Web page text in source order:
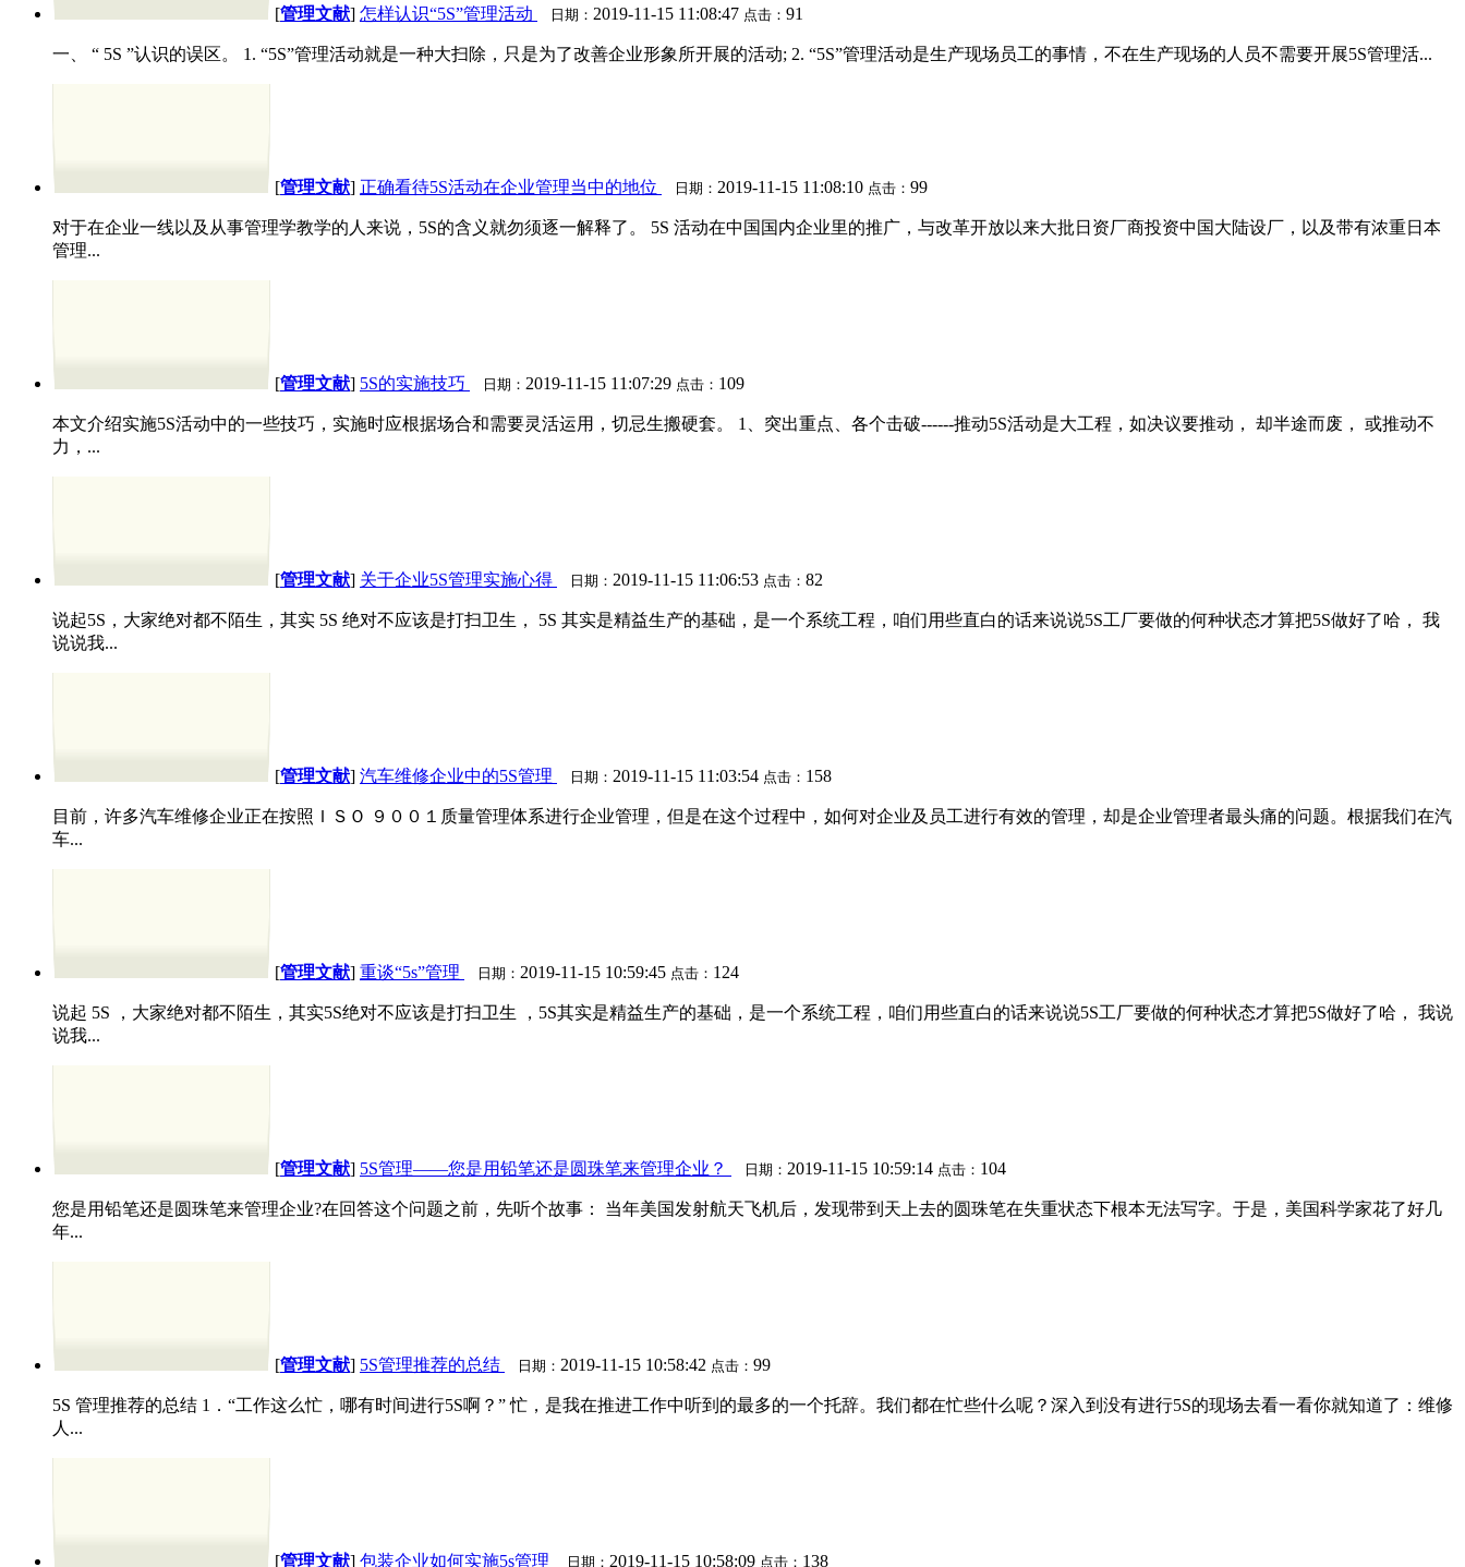
[管理文献] 怎样认识“5S”管理活动 日期： 2019-11-15 11:08:47 点击： 91
一、 “ 5S ”认识的误区。 1. “5S”管理活动就是一种大扫除，只是为了改善企业形象所开展的活动; 2. “5S”管理活动是生产现场员工的事情，不在生产现场的人员不需要开展5S管理活...
[管理文献] 正确看待5S活动在企业管理当中的地位 日期： 2019-11-15 11:08:10 点击： 99
对于在企业一线以及从事管理学教学的人来说，5S的含义就勿须逐一解释了。 5S 活动在中国国内企业里的推广，与改革开放以来大批日资厂商投资中国大陆设厂，以及带有浓重日本
管理...
[管理文献] 5S的实施技巧 日期： 2019-11-15 11:07:29 点击： 109
本文介绍实施5S活动中的一些技巧，实施时应根据场合和需要灵活运用，切忌生搬硬套。 1、突出重点、各个击破------推动5S活动是大工程，如决议要推动， 却半途而废， 或推动不
力，...
[管理文献] 关于企业5S管理实施心得 日期： 2019-11-15 11:06:53 点击： 82
说起5S，大家绝对都不陌生，其实 5S 绝对不应该是打扫卫生， 5S 其实是精益生产的基础，是一个系统工程，咱们用些直白的话来说说5S工厂要做的何种状态才算把5S做好了哈， 我
说说我...
[管理文献] 汽车维修企业中的5S管理 日期： 2019-11-15 11:03:54 点击： 158
目前，许多汽车维修企业正在按照ＩＳＯ ９００１质量管理体系进行企业管理，但是在这个过程中，如何对企业及员工进行有效的管理，却是企业管理者最头痛的问题。根据我们在汽
车...
[管理文献] 重谈“5s”管理 日期： 2019-11-15 10:59:45 点击： 124
说起 5S ，大家绝对都不陌生，其实5S绝对不应该是打扫卫生 ，5S其实是精益生产的基础，是一个系统工程，咱们用些直白的话来说说5S工厂要做的何种状态才算把5S做好了哈， 我说
说我...
[管理文献] 5S管理——您是用铅笔还是圆珠笔来管理企业？ 日期： 2019-11-15 10:59:14 点击： 104
您是用铅笔还是圆珠笔来管理企业?在回答这个问题之前，先听个故事： 当年美国发射航天飞机后，发现带到天上去的圆珠笔在失重状态下根本无法写字。于是，美国科学家花了好几
年...
[管理文献] 5S管理推荐的总结 日期： 2019-11-15 10:58:42 点击： 99
5S 管理推荐的总结 1．“工作这么忙，哪有时间进行5S啊？” 忙，是我在推进工作中听到的最多的一个托辞。我们都在忙些什么呢？深入到没有进行5S的现场去看一看你就知道了：维修
人...
[管理文献] 包装企业如何实施5s管理 日期： 2019-11-15 10:58:09 点击： 138